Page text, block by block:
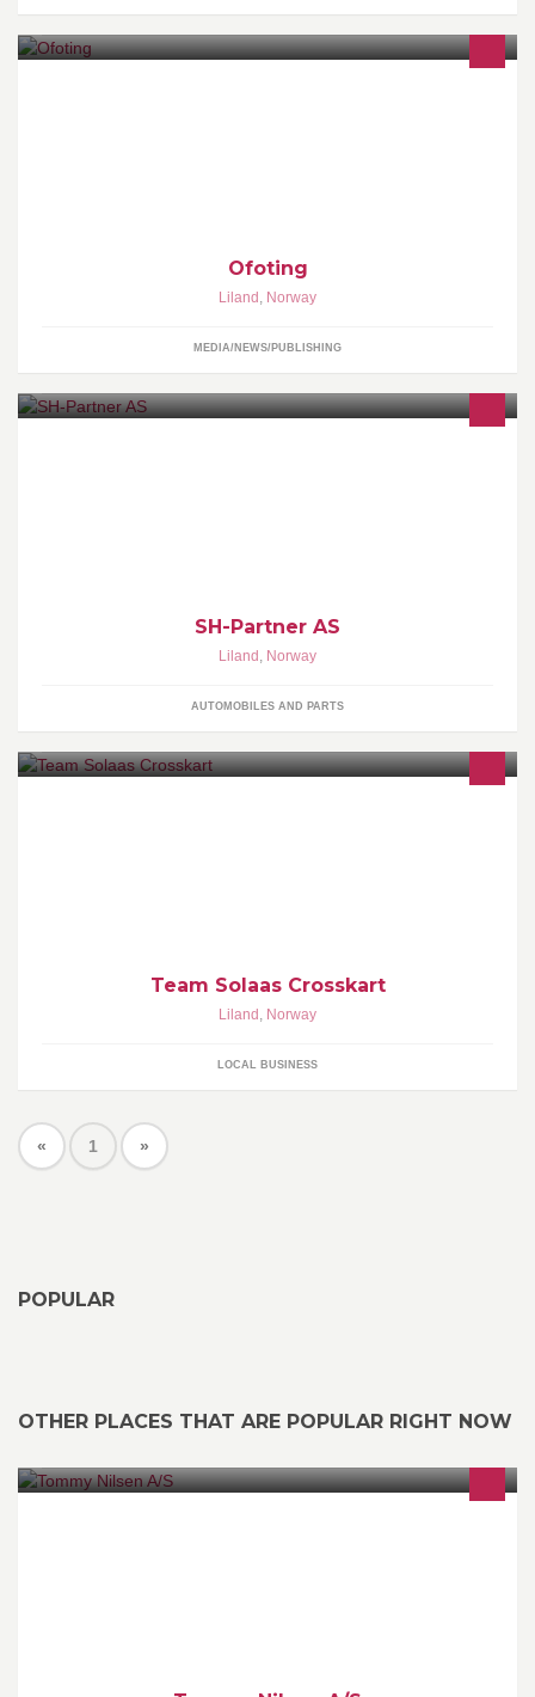
Ofoting
Liland , Norway
MEDIA/NEWS/PUBLISHING
SH-Partner AS
Liland , Norway
AUTOMOBILES AND PARTS
Team Solaas Crosskart
Liland , Norway
LOCAL BUSINESS
« 1 »
POPULAR
OTHER PLACES THAT ARE POPULAR RIGHT NOW